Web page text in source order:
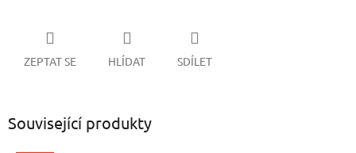
ZEPTAT SE HLÍDAT SDÍLET
Související produkty